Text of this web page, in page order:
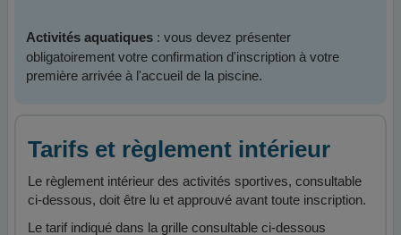
Activités aquatiques: vous devez présenter
obligatoirement votre confirmation d'inscription à votre
première arrivée à l'accueil de la piscine.
Tarifs et règlement intérieur
Le règlement intérieur des activités sportives, consultable
ci-dessous, doit être lu et approuvé avant toute inscription.
Le tarif indiqué dans la grille consultable ci-dessous